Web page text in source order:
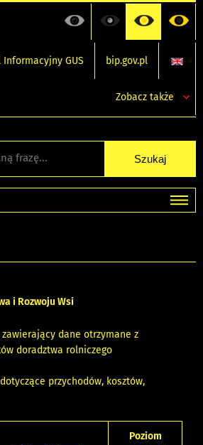
Informacyjny GUS bip.gov.pl
Zobacz także
i Rozwoju Wsi
dane otrzymane z
doradztwa rolniczego
przychodów, kosztów,
Poziom